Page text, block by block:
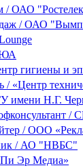
/ ОАО
/ ОАО
гигиены и
/ «Центр
имени Н.Г.
/
/ ООО
/ АО "НВБС"
Пи Эр Медиа»